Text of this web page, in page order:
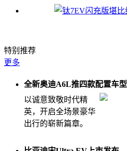
特别推荐
更多
全新奥迪A6L推四款配置车型
以诚意致敬时代精
英，开启全场景豪华
出行的崭新篇章。